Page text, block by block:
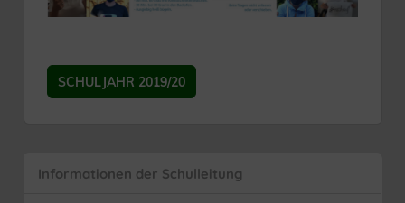
SCHULJAHR 2019/20
Informationen der Schulleitung